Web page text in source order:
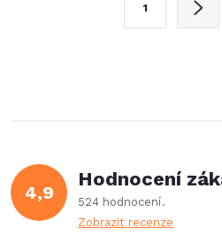
í
p
k
v
á
n
1
4,9
Hodnocení
524 hodnocení
Zobrazit recenze